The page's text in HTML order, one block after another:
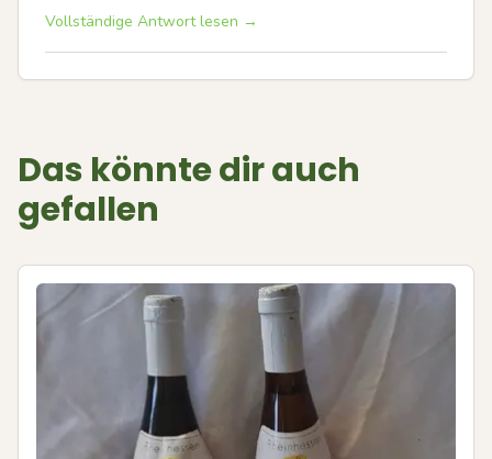
Vollständige Antwort lesen →
Das könnte dir auch
gefallen